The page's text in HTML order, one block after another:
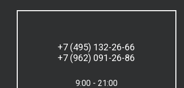
+7 (495) 132-26-66
+7 (962) 091-26-86
9:00 - 21:00